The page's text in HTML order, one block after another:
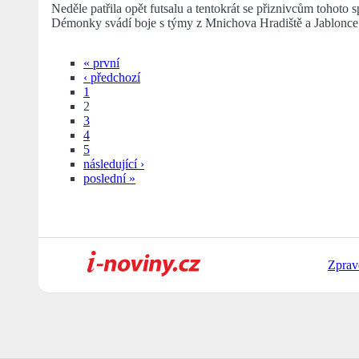
Neděle patřila opět futsalu a tentokrát se přiznivcům
Démonky svádí boje s týmy z Mnichova Hradiště a
« první
‹ předchozí
1
2
3
4
5
následující ›
poslední »